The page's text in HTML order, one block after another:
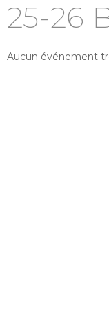
25-26
Aucun événement